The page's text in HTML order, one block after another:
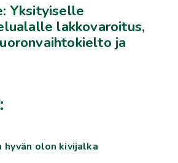
Yksityiselle
lakkovaroitus,
ja
hyvän olon kivijalka